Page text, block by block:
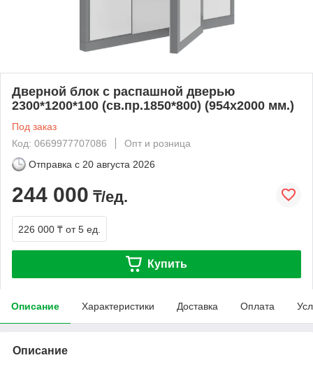
Дверной блок с распашной дверью
2300*1200*100 (св.пр.1850*800) (954x2000 мм.)
Под заказ
Код: 0669977707086
Опт и розница
Отправка с 20 августа 2026
244 000 ₸/ед.
226 000 ₸ от 5 ед.
Купить
Описание Характеристики Доставка Оплата
Описание